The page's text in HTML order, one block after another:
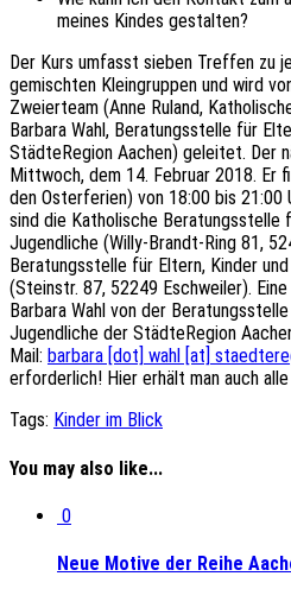
meines Kindes gestalten?
Der Kurs umfasst sieben Treffen zu
gemischten Kleingruppen und wird
Zweierteam (Anne Ruland,
Barbara Wahl, Beratungsstelle für
StädteRegion Aachen) geleitet. Der
Mittwoch, dem 14. Februar 2018. Er
den Osterferien) von 18:00 bis
sind die Katholische Beratungsstelle
Jugendliche (Willy-Brandt-Ring 81,
Beratungsstelle für Eltern, Kinder
(Steinstr. 87, 52249 Eschweiler).
Barbara Wahl von der
Jugendliche der StädteRegion
Mail: barbara [dot] wahl [at]
erforderlich! Hier erhält man auch
Tags: Kinder im Blick
You may also like...
0
Neue Motive der Reihe